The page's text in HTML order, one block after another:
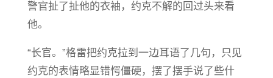
警官扯了扯他的衣袖，约克不解的回过头来看
他。
“长官。”格雷把约克拉到一边耳语了几句，只见
约克的表情略显错愕僵硬，摆了摆手说了些什